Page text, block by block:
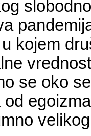
kojem
se oko
od